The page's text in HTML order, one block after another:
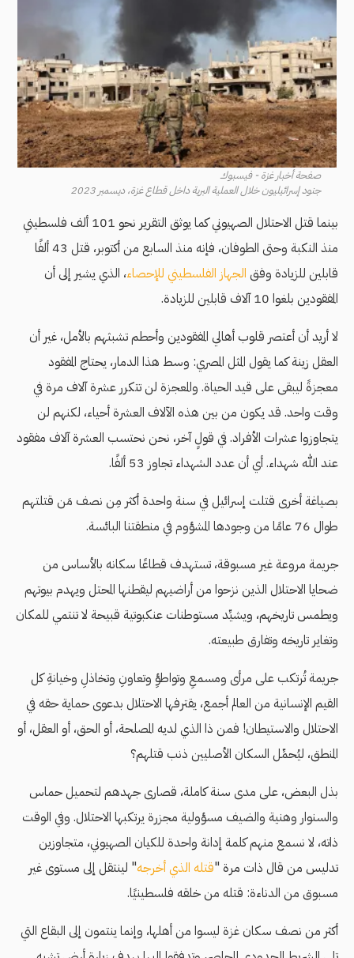
صفحة أخبار غزة - فيسبوك
جنود إسرائيليون خلال العملية البرية داخل قطاع غزة، ديسمبر 2023
بينما قتل الاحتلال الصهيوني كما يوثق التقرير نحو 101 ألف فلسطيني
منذ النكبة وحتى الطوفان، فإنه منذ السابع من أكتوبر، قتل 43 ألفًا
قابلين للزيادة وفق الجهاز الفلسطيني للإحصاء، الذي يشير إلى أن
المفقودين بلغوا 10 آلاف قابلين للزيادة.
لا أريد أن أعتصر قلوب أهالي المفقودين وأحطم تشبثهم بالأمل، غير أن
العقل زينة كما يقول المثل المصري: وسط هذا الدمار، يحتاج المفقود
معجزةً ليبقى على قيد الحياة. والمعجزة لن تتكرر عشرة آلاف مرة في
وقت واحد. قد يكون من بين هذه الآلاف العشرة أحياء، لكنهم لن
يتجاوزوا عشرات الأفراد. في قولٍ آخر، نحن نحتسب العشرة آلاف مفقود
عند الله شهداء. أي أن عدد الشهداء تجاوز 53 ألفًا.
بصياغة أخرى قتلت إسرائيل في سنة واحدة أكثر مِن نصف مَن قتلتهم
طوال 76 عامًا من وجودها المشؤوم في منطقتنا البائسة.
جريمة مروعة غير مسبوقة، تستهدف قطاعًا سكانه بالأساس من
ضحايا الاحتلال الذين نزحوا من أراضيهم ليقطنها المحتل ويهدم بيوتهم
ويطمس تاريخهم، ويشيِّد مستوطنات عنكبوتية قبيحة لا تنتمي للمكان
وتغاير تاريخه وتفارق طبيعته.
جريمة تُرتكب على مرأى ومسمعِ وتواطؤِ وتعاونِ وتخاذلِ وخيانةِ كل
القيم الإنسانية من العالم أجمع، يقترفها الاحتلال بدعوى حماية حقه في
الاحتلال والاستيطان! فمن ذا الذي لديه المصلحة، أو الحق، أو العقل، أو
المنطق، ليُحمِّل السكان الأصليين ذنب قتلهم؟
بذل البعض، على مدى سنة كاملة، قصارى جهدهم لتحميل حماس
والسنوار وهنية والضيف مسؤولية مجزرة يرتكبها الاحتلال. وفي الوقت
ذاته، لا نسمع منهم كلمة إدانة واحدة للكيان الصهيوني، متجاوزين
تدليس من قال ذات مرة "قتله الذي أخرجه" لينتقل إلى مستوى غير
مسبوق من الدناءة: قتله من خلقه فلسطينيًا.
أكثر من نصف سكان غزة ليسوا من أهلها، وإنما ينتمون إلى البقاع التي